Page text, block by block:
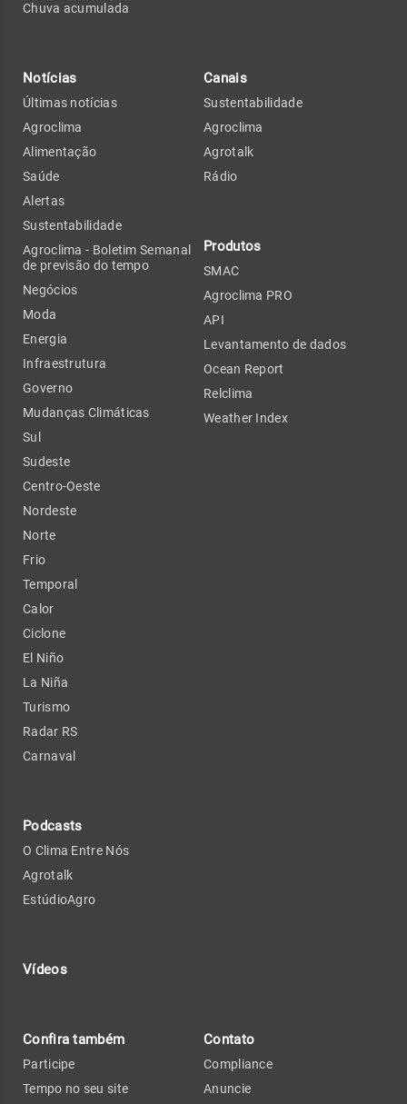
Chuva acumulada
Notícias
Últimas notícias
Agroclima
Alimentação
Saúde
Alertas
Sustentabilidade
Agroclima - Boletim Semanal
de previsão do tempo
Negócios
Moda
Energia
Infraestrutura
Governo
Mudanças Climáticas
Sul
Sudeste
Centro-Oeste
Nordeste
Norte
Frio
Temporal
Calor
Ciclone
El Niño
La Niña
Turismo
Radar RS
Carnaval
Podcasts
O Clima Entre Nós
Agrotalk
EstúdioAgro
Vídeos
Canais
Sustentabilidade
Agroclima
Agrotalk
Rádio
Produtos
SMAC
Agroclima PRO
API
Levantamento de dados
Ocean Report
Relclima
Weather Index
Confira também
Participe
Tempo no seu site
Contato
Compliance
Anuncie